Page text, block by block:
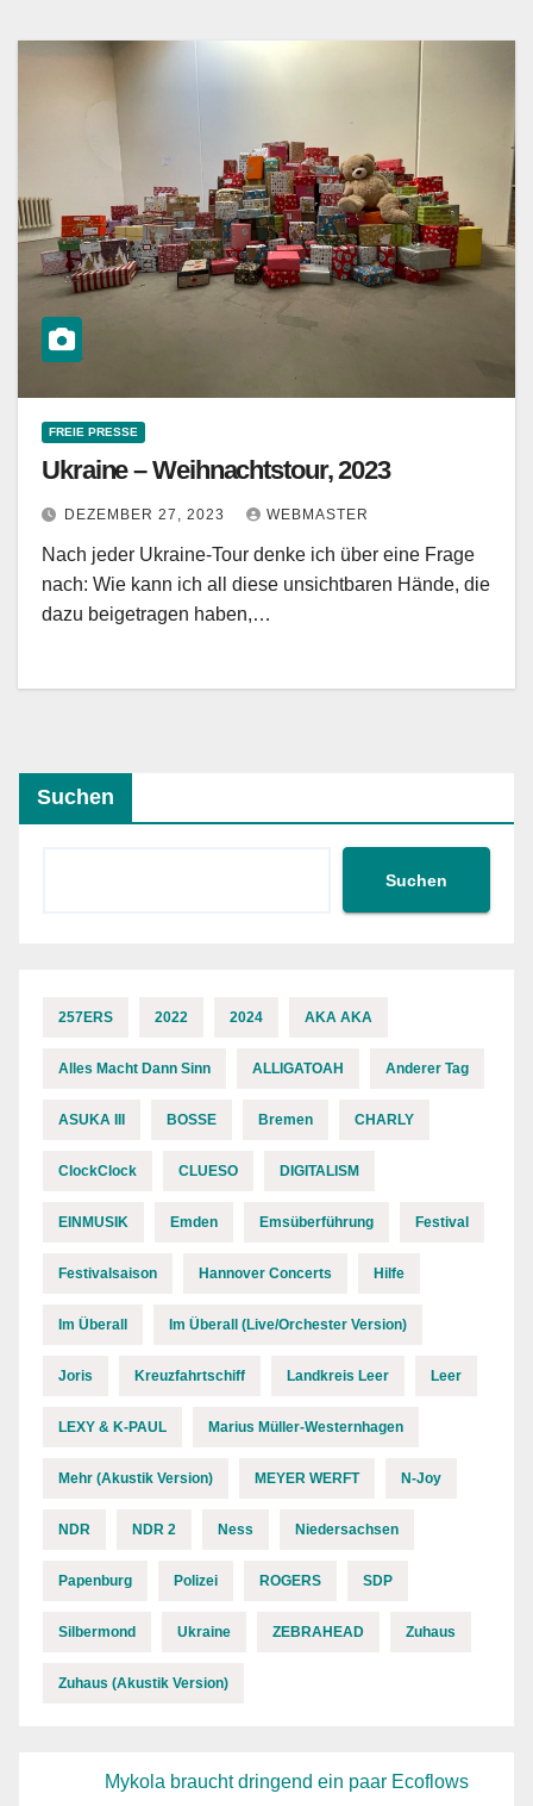
FREIE PRESSE
Ukraine – Weihnachtstour, 2023
DEZEMBER 27, 2023 WEBMASTER
Nach jeder Ukraine-Tour denke ich über eine Frage
nach: Wie kann ich all diese unsichtbaren Hände, die
dazu beigetragen haben,…
Suchen
Suchen
257ERS 2022 2024 AKA AKA
Alles Macht Dann Sinn ALLIGATOAH Anderer Tag
ASUKA III BOSSE Bremen CHARLY
ClockClock CLUESO DIGITALISM
EINMUSIK Emden Emsüberführung Festival
Festivalsaison Hannover Concerts Hilfe
Im Überall Im Überall (Live/Orchester Version)
Joris Kreuzfahrtschiff Landkreis Leer Leer
LEXY & K-PAUL Marius Müller-Westernhagen
Mehr (Akustik Version) MEYER WERFT N-Joy
NDR NDR 2 Ness Niedersachsen
Papenburg Polizei ROGERS SDP
Silbermond Ukraine ZEBRAHEAD Zuhaus
Zuhaus (Akustik Version)
Mykola braucht dringend ein paar Ecoflows